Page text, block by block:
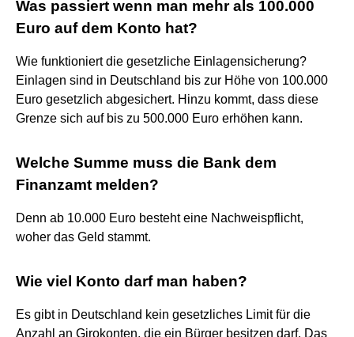
Was passiert wenn man mehr als 100.000
Euro auf dem Konto hat?
Wie funktioniert die gesetzliche Einlagensicherung?
Einlagen sind in Deutschland bis zur Höhe von 100.000
Euro gesetzlich abgesichert. Hinzu kommt, dass diese
Grenze sich auf bis zu 500.000 Euro erhöhen kann.
Welche Summe muss die Bank dem
Finanzamt melden?
Denn ab 10.000 Euro besteht eine Nachweispflicht,
woher das Geld stammt.
Wie viel Konto darf man haben?
Es gibt in Deutschland kein gesetzliches Limit für die
Anzahl an Girokonten, die ein Bürger besitzen darf. Das